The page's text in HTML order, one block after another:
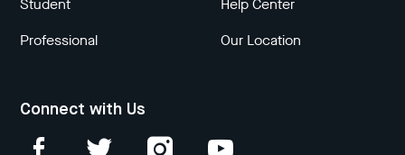
Professional
Our Location
Connect with Us